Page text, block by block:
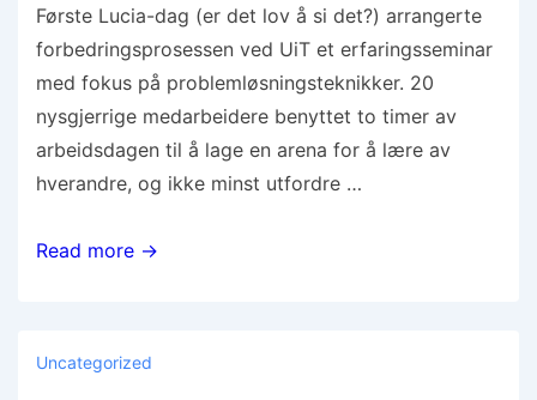
Første Lucia-dag (er det lov å si det?) arrangerte
forbedringsprosessen ved UiT et erfaringsseminar
med fokus på problemløsningsteknikker. 20
nysgjerrige medarbeidere benyttet to timer av
arbeidsdagen til å lage en arena for å lære av
hverandre, og ikke minst utfordre …
Read more →
Uncategorized